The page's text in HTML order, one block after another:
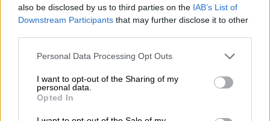
also be disclosed by us to third parties on the IAB’s List of
Downstream Participants that may further disclose it to other
Please note that this website/app uses one or more Google
not limited to your visit or usage behaviour. You may click to
grant or deny consent to Google and its third-party tags to
use your data for below specified purposes in below Google
consent section.
Personal Data Processing Opt Outs
I want to opt-out of the Sharing of my
personal data.
Opted In
Κόσμος|13.06.2024 20:41
Σημαντική νίκη στις ΗΠΑ: Το Ανώτατο
Δικαστήριο των διατηρεί την πρόσβαση
Η μιφεπριστόνη αποτελεί πλέον την πιο
κοινή μέθοδο διακοπής της εγκυμοσύνης